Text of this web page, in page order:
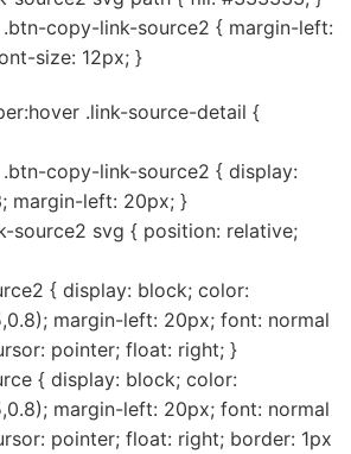
.btn-copy-link-source2 { margin-left:
size: 12px; }
.link-source-detail {
copy-link-source2 { display:
margin-left: 20px; }
source2 svg { position: relative;
{ display: block; color:
margin-left: 20px; font: normal
pointer; float: right; }
{ display: block; color:
margin-left: 20px; font: normal
pointer; float: right; border: 1px